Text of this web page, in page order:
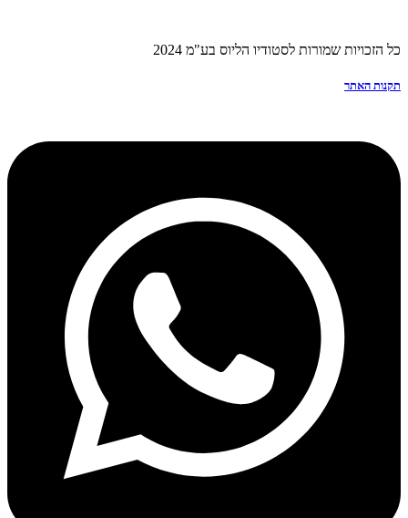
כל הזכויות שמורות לסטודיו הליוס בע"מ 2024
תקנות האתר